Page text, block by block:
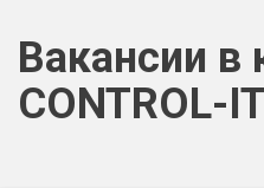
Вакансии в
CONTROL-IT